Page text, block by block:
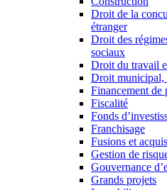
Droit de la
étranger
Droit des
sociaux
Droit du travail
Droit municipal,
Financement de
Fiscalité
Fonds
Franchisage
Fusions et
Gestion de
Gouvernance
Grands projets